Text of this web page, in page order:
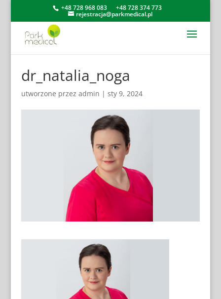
+48 728 968 083 +48 728 374 773
rejestracja@parkmedical.pl
dr_natalia_noga
utworzone przez admin | sty 9, 2024